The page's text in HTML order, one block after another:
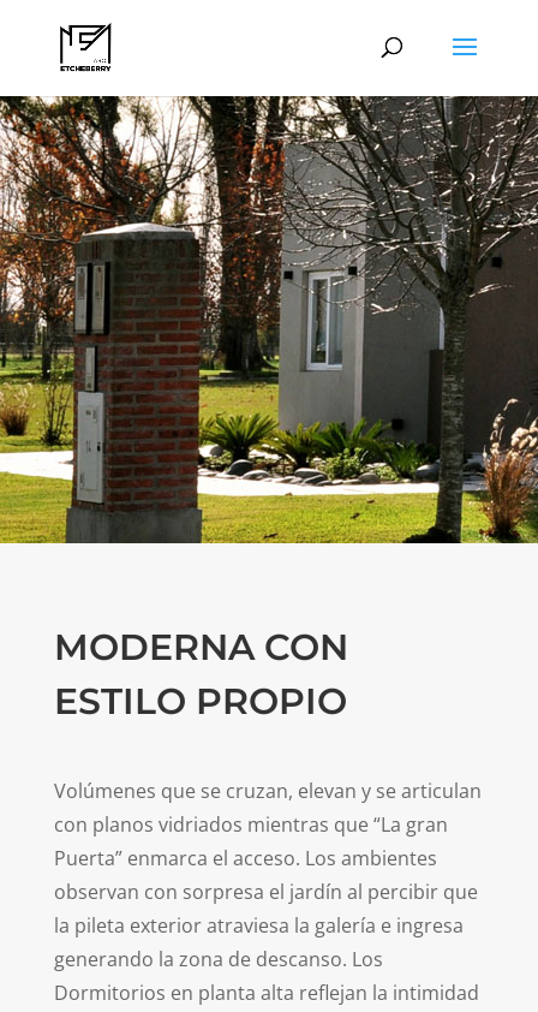
MODERNA CON
ESTILO PROPIO
Volúmenes que se cruzan, elevan y se articulan
con planos vidriados mientras que “La gran
Puerta” enmarca el acceso. Los ambientes
observan con sorpresa el jardín al percibir que
la pileta exterior atraviesa la galería e ingresa
generando la zona de descanso. Los
Dormitorios en planta alta reflejan la intimidad